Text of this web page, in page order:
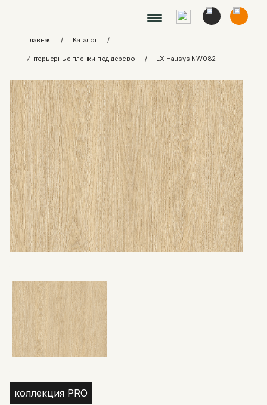
Главная / Каталог /
Интерьерные пленки под дерево / LX Hausys NW082
коллекция PRO